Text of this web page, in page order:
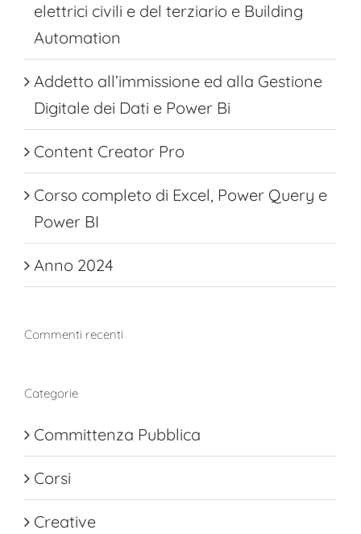
elettrici civili e del terziario e Building
Automation
Addetto all’immissione ed alla Gestione
Digitale dei Dati e Power Bi
Content Creator Pro
Corso completo di Excel, Power Query e
Power BI
Anno 2024
Commenti recenti
Categorie
Committenza Pubblica
Corsi
Creative